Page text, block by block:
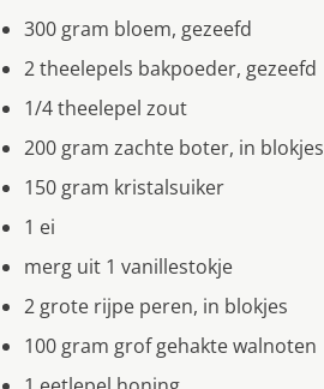
300 gram bloem, gezeefd
2 theelepels bakpoeder, gezeefd
1/4 theelepel zout
200 gram zachte boter, in blokjes
150 gram kristalsuiker
1 ei
merg uit 1 vanillestokje
2 grote rijpe peren, in blokjes
100 gram grof gehakte walnoten